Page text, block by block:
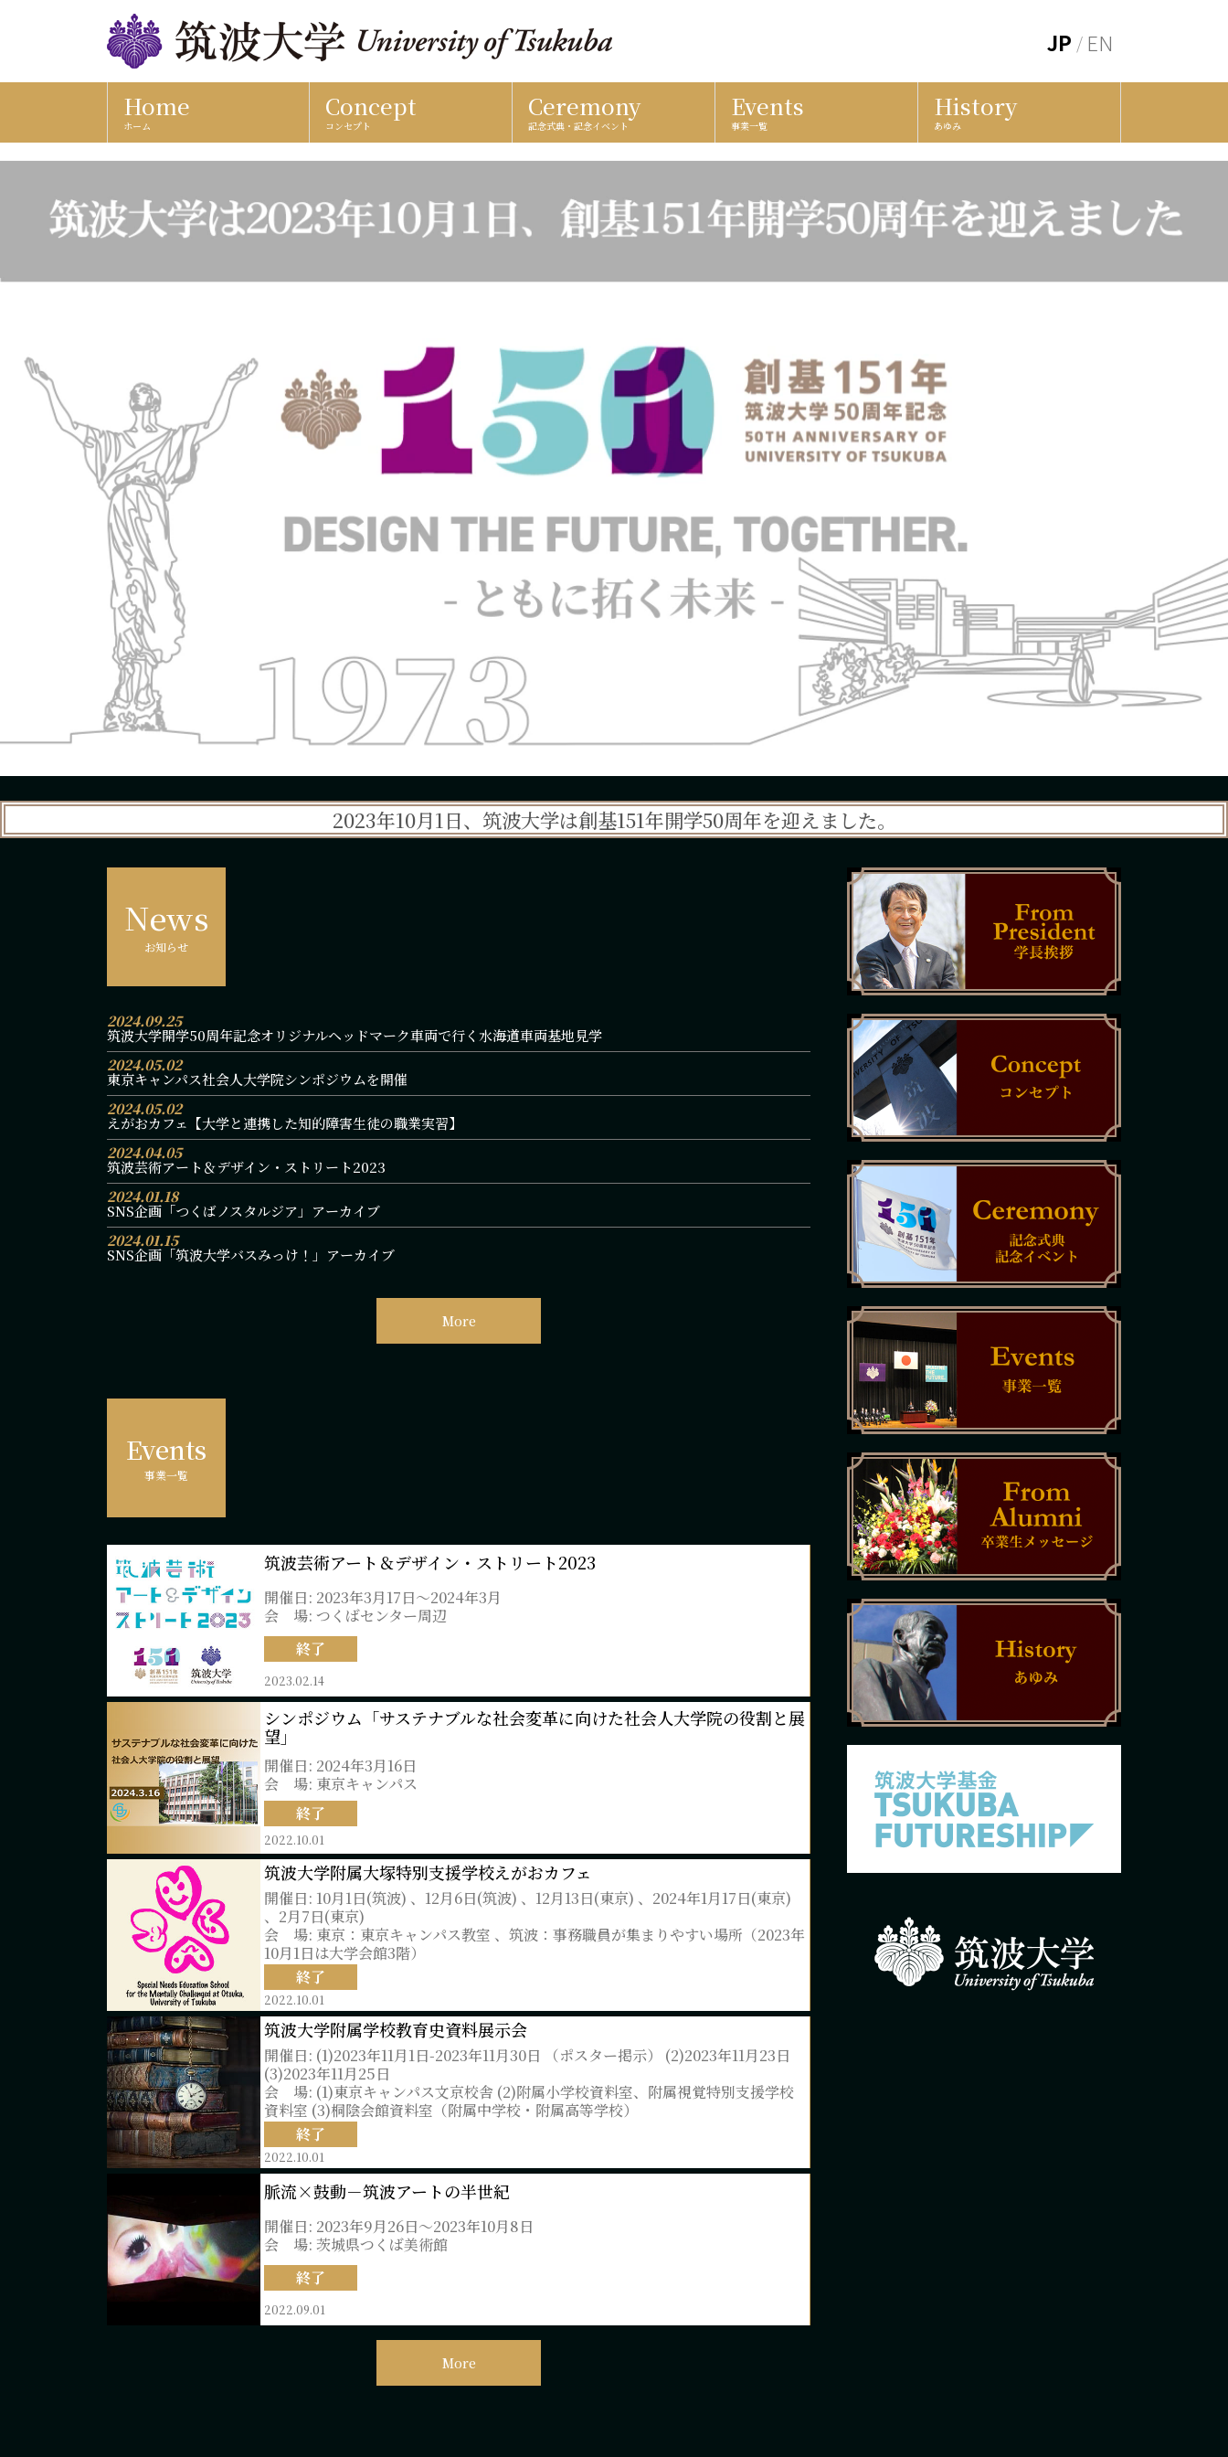
JP EN
Home
ホーム
Concept
コンセプト
Ceremony
記念式典・記念イベント
Events
事業一覧
History
あゆみ
2023年10月1日、筑波大学は創基151年開学50周年を迎えました。
News
お知らせ
2024.09.25
筑波大学開学50周年記念オリジナルヘッドマーク車両で行く水海道車両基地見学
2024.05.02
東京キャンパス社会人大学院シンポジウムを開催
2024.05.02
えがおカフェ【大学と連携した知的障害生徒の職業実習】
2024.04.05
筑波芸術アート＆デザイン・ストリート2023
2024.01.18
SNS企画「つくばノスタルジア」アーカイブ
2024.01.15
SNS企画「筑波大学バスみっけ！」アーカイブ
More
Events
事業一覧
筑波芸術アート＆デザイン・ストリート2023
開催日: 2023年3月17日〜2024年3月
会 場: つくばセンター周辺
終了
2023.02.14
シンポジウム「サステナブルな社会変革に向けた社会人大学院の役割と展
望」
開催日: 2024年3月16日
会 場: 東京キャンパス
終了
2022.10.01
筑波大学附属大塚特別支援学校えがおカフェ
開催日: 10月1日(筑波) 、12月6日(筑波) 、12月13日(東京) 、2024年1月17日(東京)
、2月7日(東京)
会 場: 東京：東京キャンパス教室 、筑波：事務職員が集まりやすい場所（2023年
10月1日は大学会館3階）
終了
2022.10.01
筑波大学附属学校教育史資料展示会
開催日: (1)2023年11月1日-2023年11月30日 （ポスター掲示） (2)2023年11月23日
(3)2023年11月25日
会 場: (1)東京キャンパス文京校舎 (2)附属小学校資料室、附属視覚特別支援学校
資料室 (3)桐陰会館資料室（附属中学校・附属高等学校）
終了
2022.10.01
脈流×鼓動－筑波アートの半世紀
開催日: 2023年9月26日〜2023年10月8日
会 場: 茨城県つくば美術館
終了
2022.09.01
More